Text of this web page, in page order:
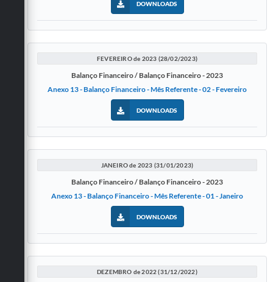
DOWNLOADS
FEVEREIRO de 2023 (28/02/2023)
Balanço Financeiro / Balanço Financeiro - 2023
Anexo 13 - Balanço Financeiro - Mês Referente - 02 - Fevereiro
DOWNLOADS
JANEIRO de 2023 (31/01/2023)
Balanço Financeiro / Balanço Financeiro - 2023
Anexo 13 - Balanço Financeiro - Mês Referente - 01 - Janeiro
DOWNLOADS
DEZEMBRO de 2022 (31/12/2022)